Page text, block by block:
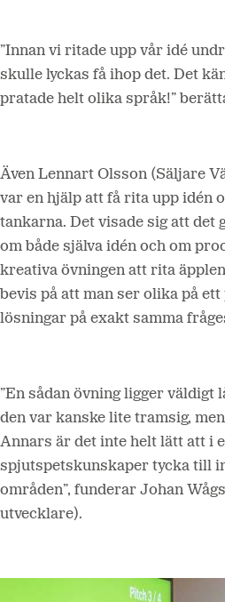
”Innan vi ritade upp vår idé
skulle lyckas få ihop det. Det
pratade helt olika språk!”
Även Lennart Olsson (Säljare
var en hjälp att få rita upp idén
tankarna. Det visade sig att det
om både själva idén och om
kreativa övningen att rita
bevis på att man ser olika på
lösningar på exakt samma
”En sådan övning ligger väldigt
den var kanske lite tramsig,
Annars är det inte helt lätt att i
spjutspetskunskaper tycka till
områden”, funderar Johan
utvecklare).